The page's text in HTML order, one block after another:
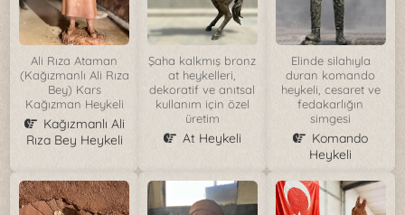
Ali Rıza Ataman
(Kağızmanlı Ali Rıza
Bey) Kars
Kağızman Heykeli
Kağızmanlı Ali
Rıza Bey Heykeli
Şaha kalkmış bronz
at heykelleri,
dekoratif ve anıtsal
kullanım için özel
üretim
At Heykeli
Elinde silahıyla
duran komando
heykeli, cesaret ve
fedakarlığın
simgesi
Komando
Heykeli